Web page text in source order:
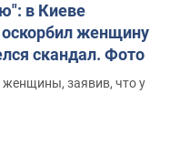
в Киеве
оскорбил женщину
скандал. Фото
женщины, заявив, что у